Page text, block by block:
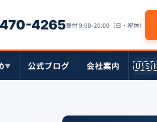
4265受付 9:00-20:00（日・祝休）
▼ 公式ブログ 会社案内 🇺🇸